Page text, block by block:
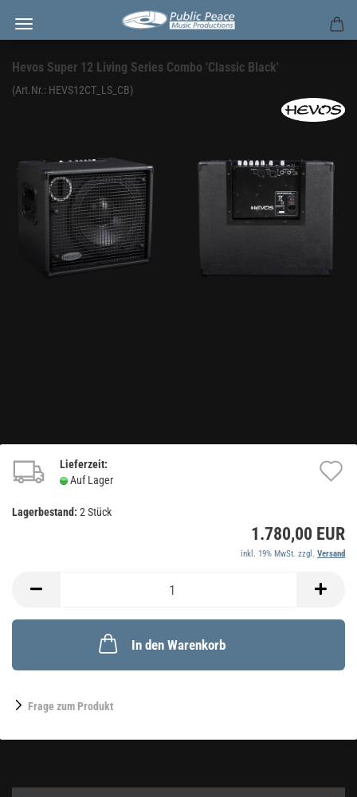
Hevos Super 12 Living Series Combo 'Classic Black'
(Art.Nr.: HEVS12CT_LS_CB)
Lieferzeit:
Auf Lager
Lagerbestand: 2 Stück
1.780,00 EUR
inkl. 19% MwSt. zzgl. Versand
In den Warenkorb
Frage zum Produkt